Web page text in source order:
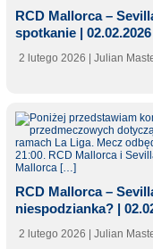
RCD Mallorca –
spotkanie | 02.02.2026
2 lutego 2026 | Julian
RCD Mallorca –
niespodzianka? |
2 lutego 2026 | Julian